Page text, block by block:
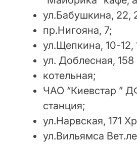
ул.Бабушкина, 22,
пр.Нигояна, 7;
ул.Щепкина, 10-12,
ул. Доблесная,
котельная;
ЧАО “Киевстар ”
станция;
ул.Нарвская, 171
ул.Вильямса